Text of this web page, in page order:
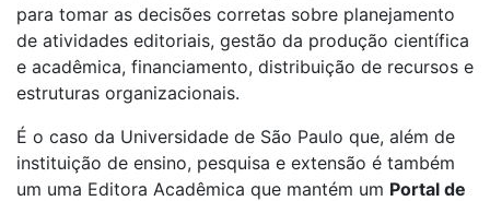
para tomar as decisões corretas sobre planejamento
de atividades editoriais, gestão da produção científica
e acadêmica, financiamento, distribuição de recursos e
estruturas organizacionais.
É o caso da Universidade de São Paulo que, além de
instituição de ensino, pesquisa e extensão é também
um uma Editora Acadêmica que mantém um Portal de